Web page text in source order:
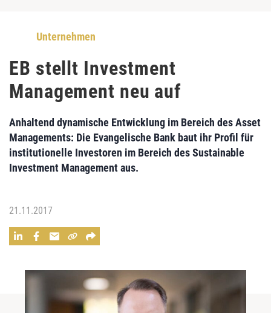
Unternehmen
EB stellt Investment
Management neu auf
Anhaltend dynamische Entwicklung im Bereich desAsset
Managements: Die Evangelische Bank baut ihr Profil für
institutionelle Investoren im Bereich desSustainable
Investment Managementaus.
21.11.2017